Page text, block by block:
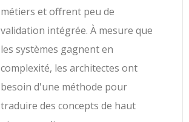
métiers et offrent peu de
validation intégrée. À mesure que
les systèmes gagnent en
complexité, les architectes ont
besoin d'une méthode pour
traduire des concepts de haut